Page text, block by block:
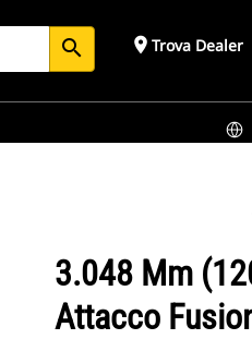
search place Trova Dealer
3.048 Mm
Attacco